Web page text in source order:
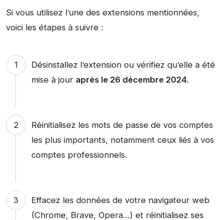
Si vous utilisez l’une des extensions mentionnées,
voici les étapes à suivre :
Désinstallez l’extension ou vérifiez qu’elle a été
mise à jour après le 26 décembre 2024.
Réinitialisez les mots de passe de vos comptes
les plus importants, notamment ceux liés à vos
comptes professionnels.
Effacez les données de votre navigateur web
(Chrome, Brave, Opera…) et réinitialisez ses